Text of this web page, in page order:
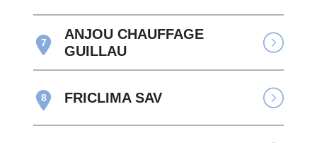
7
ANJOU CHAUFFAGE
GUILLAU
8 FRICLIMA SAV